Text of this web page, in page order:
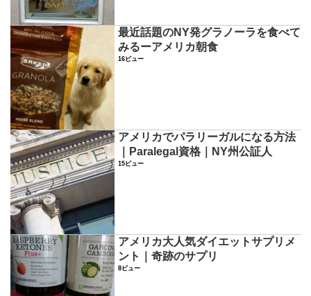
最近話題のNY発グラノーラを食べて
みるーアメリカ朝食
16ビュー
アメリカでパラリーガルになる方法
｜Paralegal資格｜NY州公証人
15ビュー
アメリカ大人気ダイエットサプリメ
ント｜奇跡のサプリ
8ビュー